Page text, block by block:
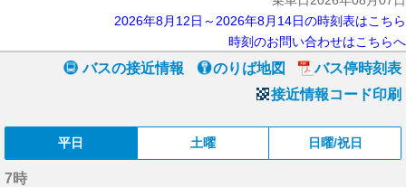
2026年8月12日～2026年8月14日の時刻表はこちら
時刻のお問い合わせはこちらへ
バスの接近情報 のりば地図
バス停時刻表
接近情報コード印刷
平日 土曜 日曜/祝日
7時